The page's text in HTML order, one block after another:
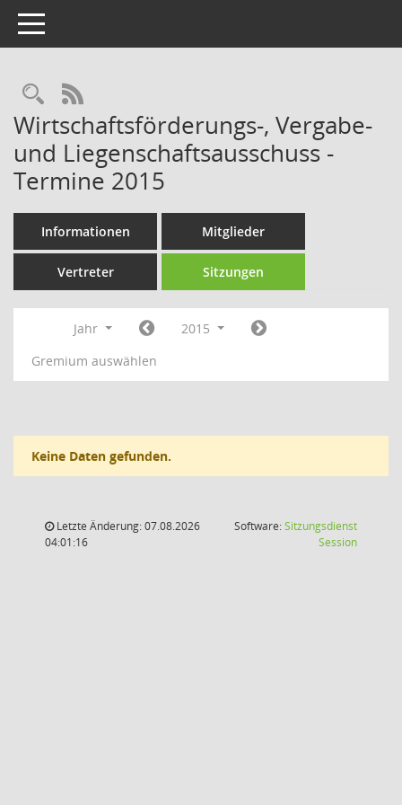
Toggle navigation
Rechercheauswahl
RSS-Feed
Wirtschaftsförderungs-, Vergabe-
und Liegenschaftsausschuss -
Termine 2015
Informationen Mitglieder
Vertreter Sitzungen
Jahr
2015
Gremium auswählen
Keine Daten gefunden.
Letzte Änderung: 07.08.2026
04:01:16
Software:Sitzungsdienst
Session(Wird in